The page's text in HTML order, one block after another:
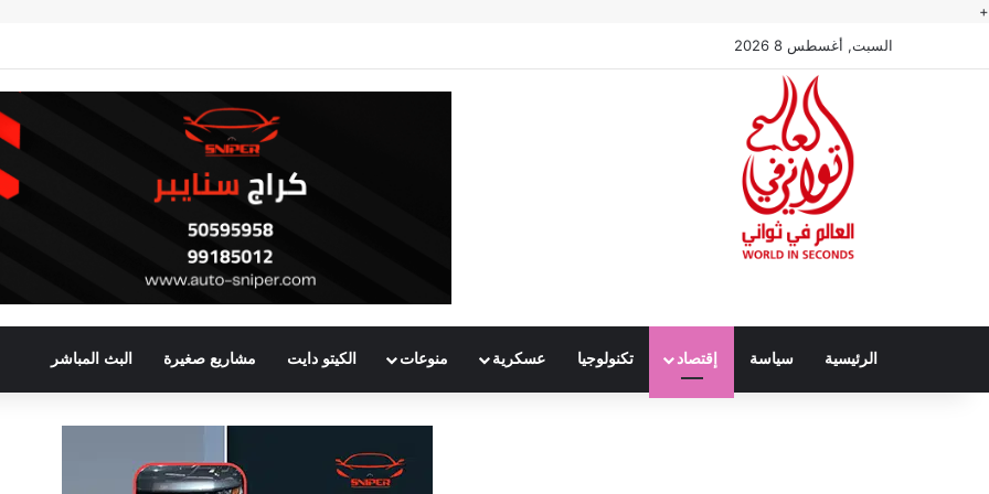
+
السبت, أغسطس 8 2026
الرئيسية سياسة إقتصاد تكنولوجيا عسكرية منوعات الكيتو دايت مشاريع صغيرة البث المباشر